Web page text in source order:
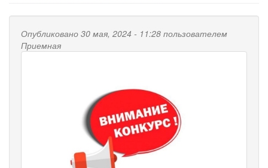
Опубликовано 30 мая, 2024 - 11:28 пользователем
Приемная